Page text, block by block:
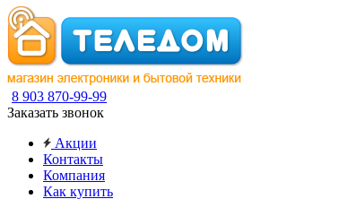
8 903 870-99-99
Заказать звонок
Акции
Контакты
Компания
Как купить